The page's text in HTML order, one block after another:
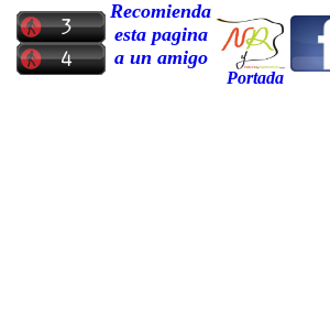
Recomienda
esta pagina
a un amigo
Portada